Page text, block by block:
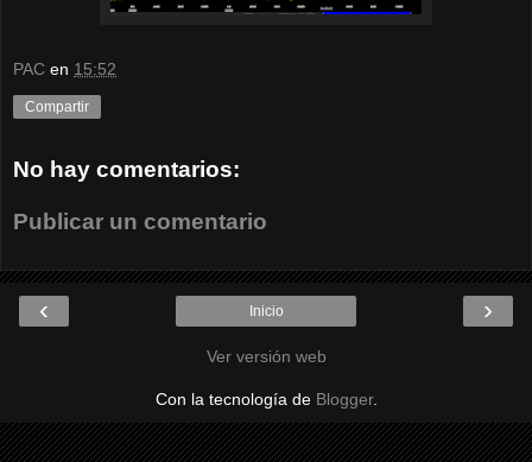
PAC en 15:52
Compartir
No hay comentarios:
Publicar un comentario
‹ ›
Inicio
Ver versión web
Con la tecnología de Blogger.